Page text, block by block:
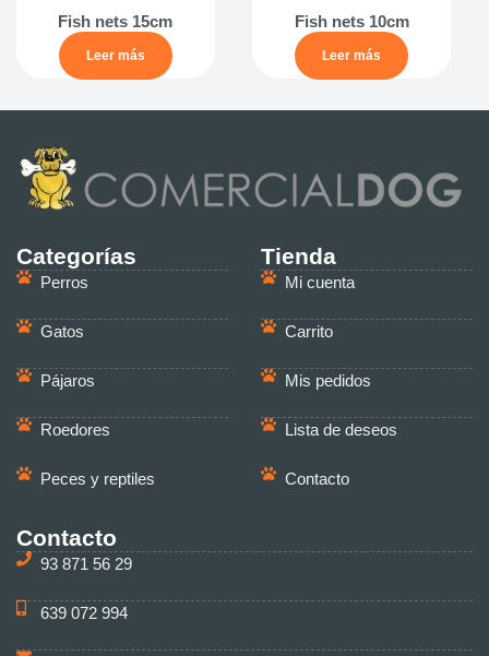
Fish nets 15cm
Leer más
Fish nets 10cm
Leer más
Categorías
Perros
Gatos
Pájaros
Roedores
Peces y reptiles
Tienda
Mi cuenta
Carrito
Mis pedidos
Lista de deseos
Contacto
Contacto
93 871 56 29
639 072 994